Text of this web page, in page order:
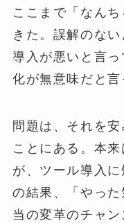
ここまで「なん
きた。誤解のな
導入が悪いと言
化が無意味だと言
問題は、それを
ことにある。本
が、ツール導入
の結果、「やっ
当の変革のチャ